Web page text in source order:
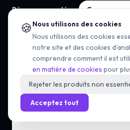
Réservez une démo
Téléphone cloud
Centre de contact
IA
🍪 Nous utilisons des cookies
Nous utilisons des cookies
notre site et des cookies
comprendre comment il est
en matière de cookies pour
Rejeter les produits non
Acceptez tout